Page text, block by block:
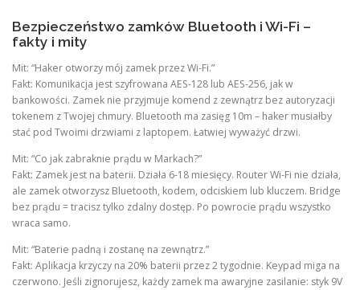
Bezpieczeństwo zamków Bluetooth i Wi-Fi –
fakty i mity
Mit: “Haker otworzy mój zamek przez Wi-Fi.”
Fakt: Komunikacja jest szyfrowana AES-128 lub AES-256, jak w
bankowości. Zamek nie przyjmuje komend z zewnątrz bez autoryzacji
tokenem z Twojej chmury. Bluetooth ma zasięg 10m – haker musiałby
stać pod Twoimi drzwiami z laptopem. Łatwiej wyważyć drzwi.
Mit: “Co jak zabraknie prądu w Markach?”
Fakt: Zamek jest na baterii. Działa 6-18 miesięcy. Router Wi-Fi nie działa,
ale zamek otworzysz Bluetooth, kodem, odciskiem lub kluczem. Bridge
bez prądu = tracisz tylko zdalny dostęp. Po powrocie prądu wszystko
wraca samo.
Mit: “Baterie padną i zostanę na zewnątrz.”
Fakt: Aplikacja krzyczy na 20% baterii przez 2 tygodnie. Keypad miga na
czerwono. Jeśli zignorujesz, każdy zamek ma awaryjne zasilanie: styk 9V